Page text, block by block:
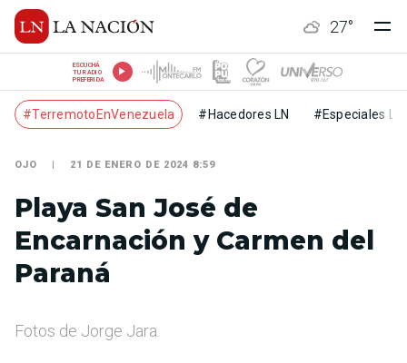
27°
ESCUCHÁ
TU RADIO
PREFERIDA
#TerremotoEnVenezuela #Hacedores LN #Especiales LN
OJO 21 DE ENERO DE 2024 8:59
Playa San José de
Encarnación y Carmen del
Paraná
Fotos de Jorge Jara.